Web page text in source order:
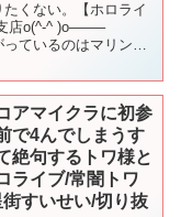
くない。【ホロライ
店o(^-^ )o——–
ているのはマリンだ
アマイクラに初参
で4んでしまうす
絶句するトワ様と
ライブ/常闇トワ
すいせい/切り抜